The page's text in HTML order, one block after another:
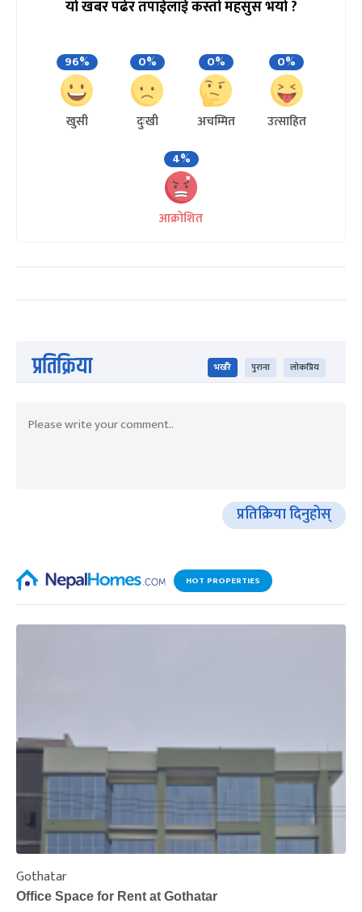
यो खबर पढेर तपाईलाई कस्तो महसुस भयो ?
96%
खुसी
0%
दुःखी
0%
अचम्मित
0%
उत्साहित
4%
आक्रोशित
प्रतिक्रिया भर्खरै पुराना लोकप्रिय
प्रतिक्रिया दिनुहोस्
HOT PROPERTIES
Gothatar
Office Space for Rent at Gothatar